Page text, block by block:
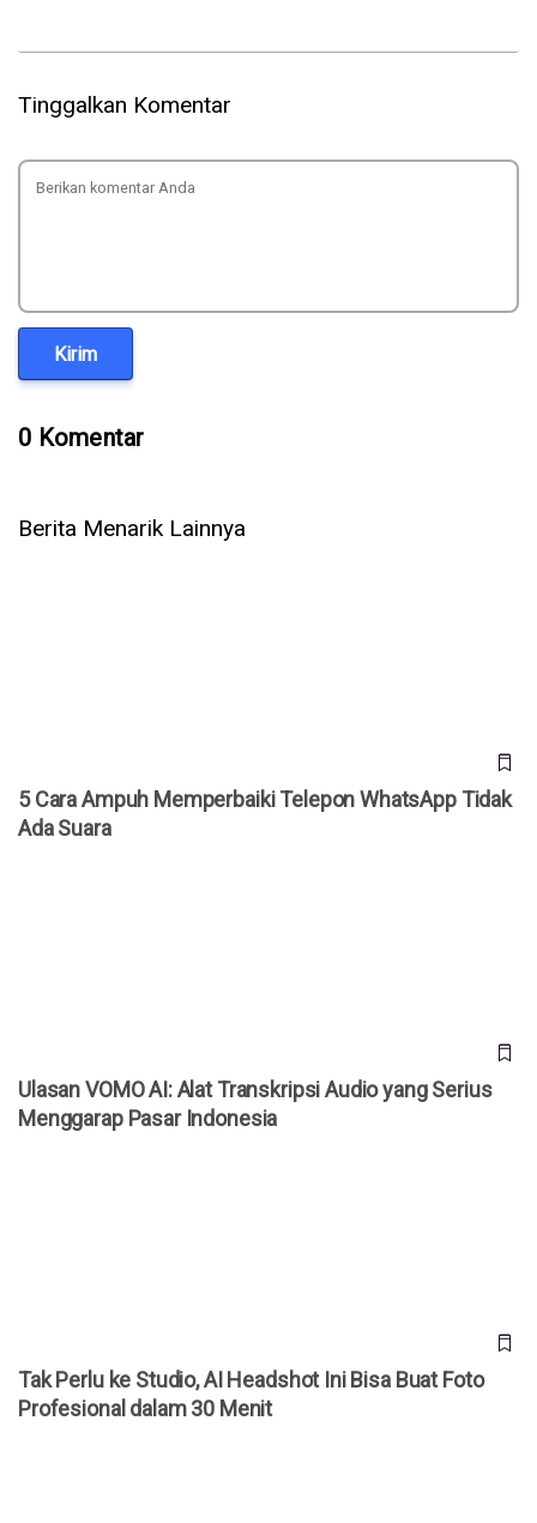
Tinggalkan Komentar
Kirim
0 Komentar
Berita Menarik Lainnya
5 Cara Ampuh Memperbaiki Telepon WhatsApp Tidak
Ada Suara
Ulasan VOMO AI: Alat Transkripsi Audio yang Serius
Menggarap Pasar Indonesia
Tak Perlu ke Studio, AI Headshot Ini Bisa Buat Foto
Profesional dalam 30 Menit